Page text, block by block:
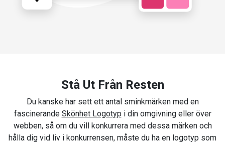
Stå Ut Från Resten
Du kanske har sett ett antal sminkmärken med en
fascinerande Skönhet Logotyp i din omgivning eller över
webben, så om du vill konkurrera med dessa märken och
hålla dig vid liv i konkurrensen, måste du ha en logotyp som